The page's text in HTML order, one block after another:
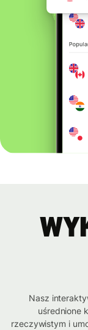
Nasz
uśrednione
rzeczywistym i